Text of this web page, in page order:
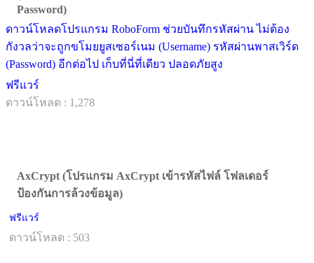
Password)
ดาวน์โหลดโปรแกรม RoboForm ช่วยบันทึกรหัสผ่าน ไม่ต้อง
กังวลว่าจะถูกขโมยยูสเซอร์เนม (Username) รหัสผ่านพาสเวิร์ด
(Password) อีกต่อไป เก็บที่นี่ที่เดียว ปลอดภัยสูง
ฟรีแวร์
ดาวน์โหลด : 1,278
AxCrypt (โปรแกรม AxCrypt เข้ารหัสไฟล์ โฟลเดอร์
ป้องกันการล้วงข้อมูล)
ฟรีแวร์
ดาวน์โหลด : 503